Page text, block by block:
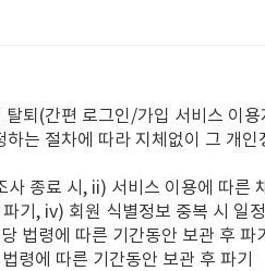
퇴(간편 로그인/가입 서비스 이용
는 절차에 따라 지체없이 그 개인
종료 시, ii) 서비스 이용에 따른
기, iv) 회원 식별정보 중복 시 일
법령에 따른 기간동안 보관 후 파기
령에 따른 기간동안 보관 후 파기